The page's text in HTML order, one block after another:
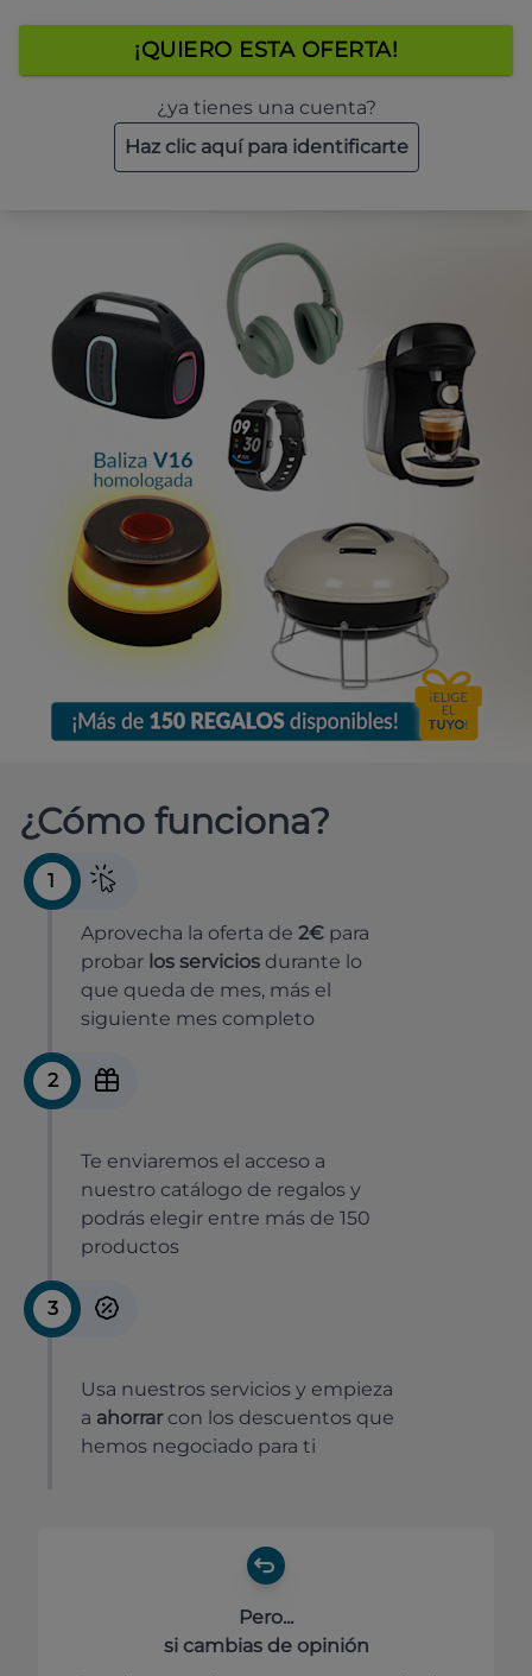
¡QUIERO ESTA OFERTA!
¿ya tienes una cuenta?
Haz clic aquí para identificarte
¿Cómo funciona?
1
Aprovecha la oferta de 2€ para
probar los servicios durante lo
que queda de mes, más el
siguiente mes completo
2
Te enviaremos el acceso a
nuestro catálogo de regalos y
podrás elegir entre más de 150
productos
3
Usa nuestros servicios y empieza
a ahorrar con los descuentos que
hemos negociado para ti
Pero...
si cambias de opinión